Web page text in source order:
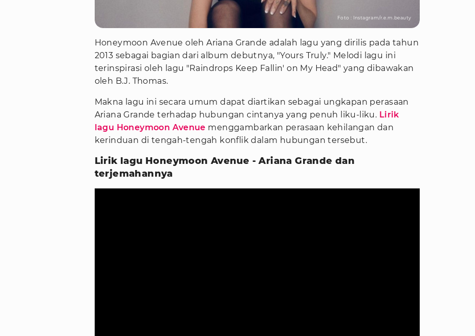
Foto : Instagram/r.e.m.beauty
Honeymoon Avenue oleh Ariana Grande adalah lagu yang dirilis pada tahun
2013 sebagai bagian dari album debutnya, "Yours Truly." Melodi lagu ini
terinspirasi oleh lagu "Raindrops Keep Fallin' on My Head" yang dibawakan
oleh B.J. Thomas.
Makna lagu ini secara umum dapat diartikan sebagai ungkapan perasaan
Ariana Grande terhadap hubungan cintanya yang penuh liku-liku. Lirik
lagu Honeymoon Avenue menggambarkan perasaan kehilangan dan
kerinduan di tengah-tengah konflik dalam hubungan tersebut.
Lirik lagu Honeymoon Avenue - Ariana Grande dan
terjemahannya